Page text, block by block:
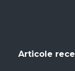
Articole